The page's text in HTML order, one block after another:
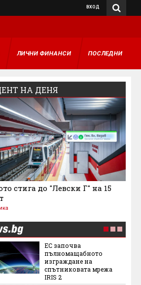
ВХОД
ЛИЧНИ ФИНАНСИ ПОСЛЕДНИ
НА ДЕНЯ
стига до "Левски Г" на 15
ЕС започва
пълномащабното
изграждане на
спътниковата мрежа
IRIS 2